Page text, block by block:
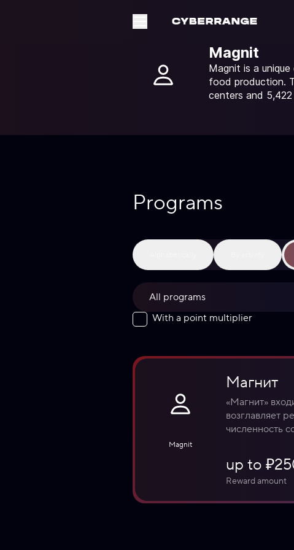
Magnit
Magnit is a
food production.
centers and 5,422
Programs
All programs
With a point multiplier
Magnit
Магнит
«Магнит»
возглавляет
численность
up to
Reward amount